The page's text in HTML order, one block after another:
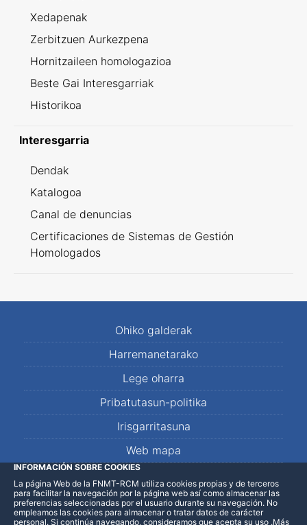
Xedapenak
Zerbitzuen Aurkezpena
Hornitzaileen homologazioa
Beste Gai Interesgarriak
Historikoa
Interesgarria
Dendak
Katalogoa
Canal de denuncias
Certificaciones de Sistemas de Gestión
Homologados
Ohiko galderak
Harremanetarako
Lege oharra
Pribatutasun-politika
Irisgarritasuna
Web mapa
LinkedInFacebookWhatsApp
INFORMACIÓN SOBRE COOKIES
La página Web de la FNMT-RCM utiliza cookies propias y de terceros
para facilitar la navegación por la página web así como almacenar las
preferencias seleccionadas por el usuario durante su navegación. No
empleamos las cookies para almacenar o tratar datos de carácter
personal. Si continúa navegando, consideramos que acepta su uso .Más